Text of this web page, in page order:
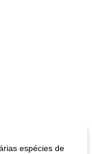
espécies de